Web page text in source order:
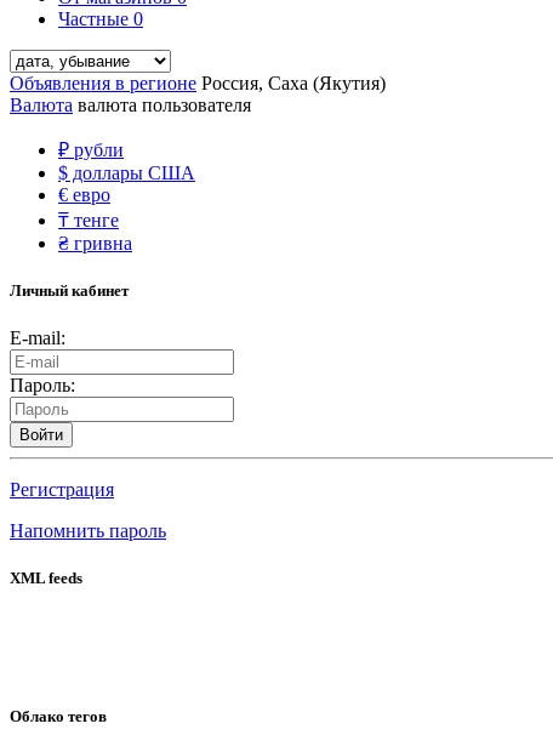
Частные 0
Объявления в регионе Россия, Саха (Якутия)
Валюта валюта пользователя
₽ рубли
$ доллары США
€ евро
₸ тенге
₴ гривна
Личный кабинет
E-mail:
Пароль:
Войти
Регистрация
Напомнить пароль
XML feeds
Облако тегов